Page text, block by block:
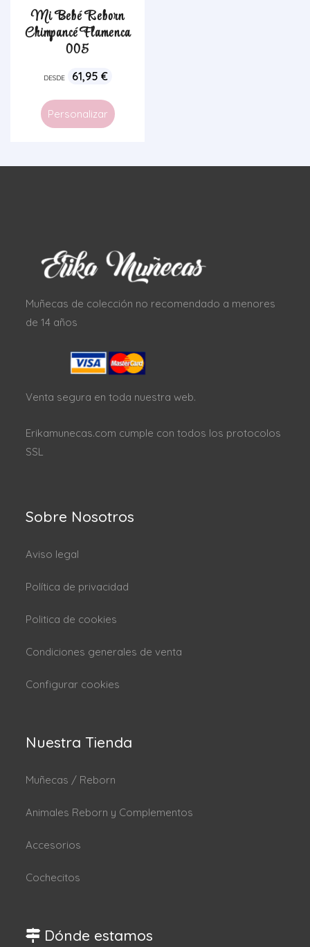
Mi Bebé Reborn
Chimpancé Flamenca
005
DESDE 61,95 €
Personalizar
Muñecas de colección no recomendado a menores
de 14 años
Venta segura en toda nuestra web.
Erikamunecas.com cumple con todos los protocolos
SSL
Sobre Nosotros
Aviso legal
Política de privacidad
Politica de cookies
Condiciones generales de venta
Configurar cookies
Nuestra Tienda
Muñecas / Reborn
Animales Reborn y Complementos
Accesorios
Cochecitos
Dónde estamos